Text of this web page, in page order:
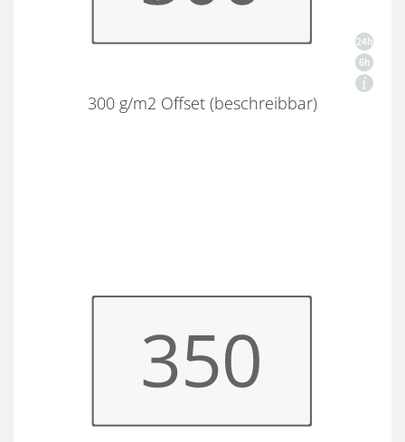
300 g/m2 Offset (beschreibbar)